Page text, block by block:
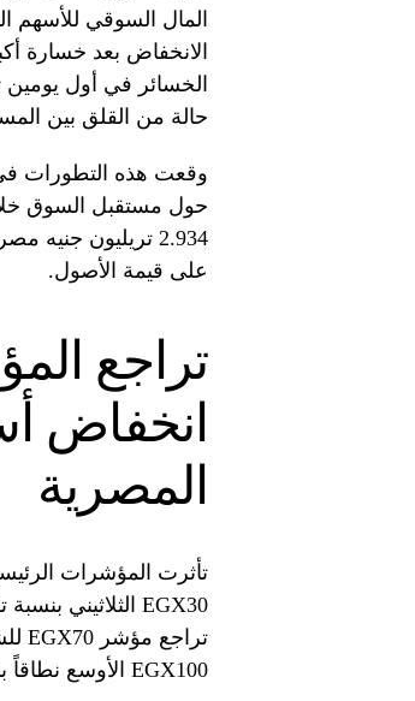
حالة من القلق بين
وقعت هذه التطورات
حول مستقبل السوق
2.934 تريليون
على قيمة الأصول.
تراجع
انخفاض
المصرية
تأثرت المؤشرات
EGX100 الأوسع نطاقاً بنسبة قريبة من 1.1%.